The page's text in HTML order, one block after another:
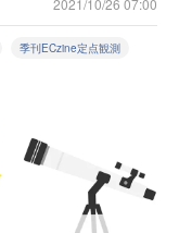
2021/10/26 07:00
季刊ECzine定点観測